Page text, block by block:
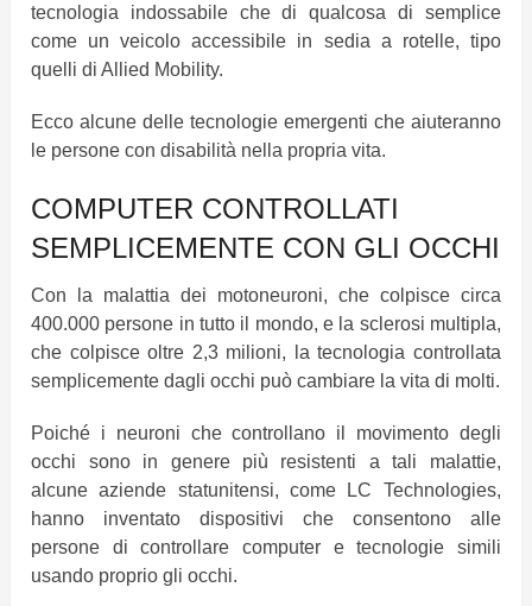
tecnologia indossabile che di qualcosa di semplice
come un veicolo accessibile in sedia a rotelle, tipo
quelli di Allied Mobility.
Ecco alcune delle tecnologie emergenti che aiuteranno
le persone con disabilità nella propria vita.
COMPUTER CONTROLLATI
SEMPLICEMENTE CON GLI OCCHI
Con la malattia dei motoneuroni, che colpisce circa
400.000 persone in tutto il mondo, e la sclerosi multipla,
che colpisce oltre 2,3 milioni, la tecnologia controllata
semplicemente dagli occhi può cambiare la vita di molti.
Poiché i neuroni che controllano il movimento degli
occhi sono in genere più resistenti a tali malattie,
alcune aziende statunitensi, come LC Technologies,
hanno inventato dispositivi che consentono alle
persone di controllare computer e tecnologie simili
usando proprio gli occhi.